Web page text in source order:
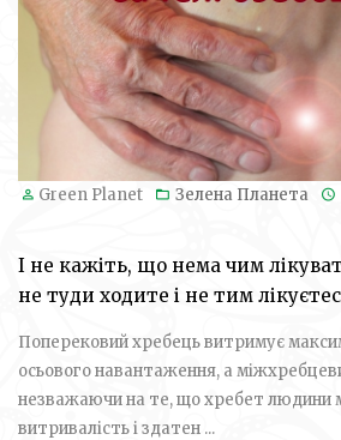
Green Planet Зелена Планета
І не кажіть, що нема чим
не туди ходите і не тим
Поперековий хребець витримує
осьового навантаження, а
незважаючи на те, що хребет людини
витривалість і здатен ...